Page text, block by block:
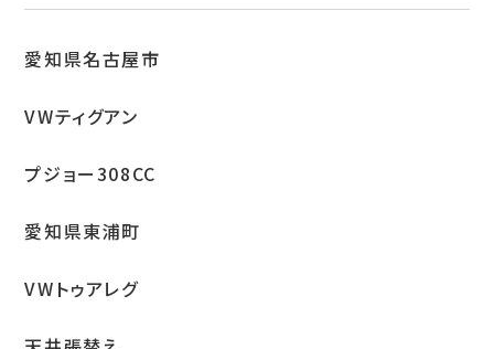
新着情報
施工例
プライバシーポリシー
Tel.052-382-1913
愛知県名古屋市
VWティグアン
プジョー308CC
愛知県東浦町
VWトゥアレグ